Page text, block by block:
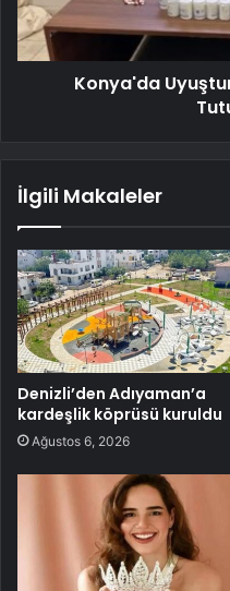
Konya'da
İlgili Makaleler
Denizli’den Adıyaman’a
kardeşlik köprüsü kuruldu
Ağustos 6, 2026